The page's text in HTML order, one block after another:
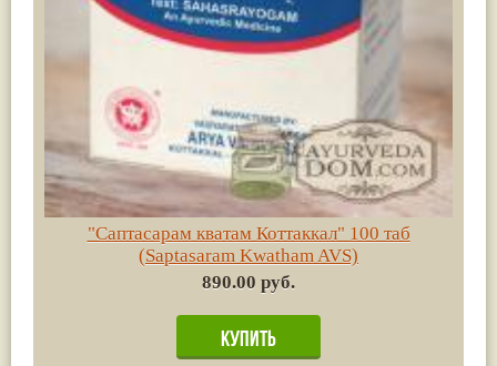
"Саптасарам кватам Коттаккал" 100 таб
(Saptasaram Kwatham AVS)
890.00 руб.